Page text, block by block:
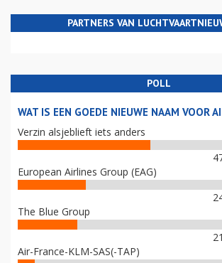
PARTNERS VAN
POLL
WAT IS EEN GOEDE NIEUWE NAAM VOOR
Verzin alsjeblieft iets anders
European Airlines Group (EAG)
The Blue Group
Air-France-KLM-SAS(-TAP)